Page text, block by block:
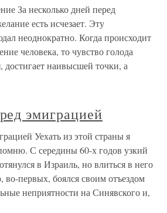
За несколько дней перед
есть исчезает. Эту
неоднократно. Когда происходит
человека, то чувство голода
достигает наивысшей точки, а
эмиграцией
Уехать из этой страны я
С середины 60-х годов узкий
в Израиль, но влиться в него
во-первых, боялся своим отъездом
неприятности на Синявского и,